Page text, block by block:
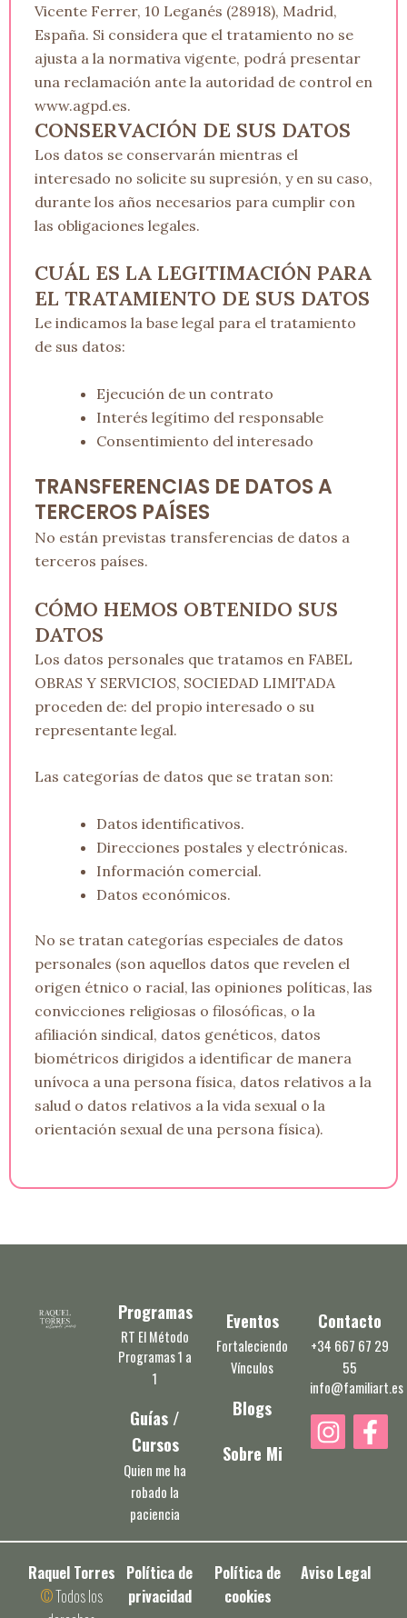
Vicente Ferrer, 10 Leganés (28918), Madrid,
España. Si considera que el tratamiento no se
ajusta a la normativa vigente, podrá presentar
una reclamación ante la autoridad de control en
www.agpd.es.
CONSERVACIÓN DE SUS DATOS
Los datos se conservarán mientras el
interesado no solicite su supresión, y en su caso,
durante los años necesarios para cumplir con
las obligaciones legales.
CUÁL ES LA LEGITIMACIÓN PARA
EL TRATAMIENTO DE SUS DATOS
Le indicamos la base legal para el tratamiento
de sus datos:
Ejecución de un contrato
Interés legítimo del responsable
Consentimiento del interesado
TRANSFERENCIAS DE DATOS A
TERCEROS PAÍSES
No están previstas transferencias de datos a
terceros países.
CÓMO HEMOS OBTENIDO SUS
DATOS
Los datos personales que tratamos en FABEL
OBRAS Y SERVICIOS, SOCIEDAD LIMITADA
proceden de: del propio interesado o su
representante legal.
Las categorías de datos que se tratan son:
Datos identificativos.
Direcciones postales y electrónicas.
Información comercial.
Datos económicos.
No se tratan categorías especiales de datos
personales (son aquellos datos que revelen el
origen étnico o racial, las opiniones políticas, las
convicciones religiosas o filosóficas, o la
afiliación sindical, datos genéticos, datos
biométricos dirigidos a identificar de manera
unívoca a una persona física, datos relativos a la
salud o datos relativos a la vida sexual o la
orientación sexual de una persona física).
Programas
RT El Método
Programas 1 a
1
Guías /
Cursos
Quien me ha
robado la
paciencia
Eventos
Fortaleciendo
Vínculos
Blogs
Sobre Mi
Contacto
+34 667 67 29
55
info@familiart.es
I
n
g
r
F
a
o
o
Raquel Torres
©Todos los
Política de
privacidad
Política de
cookies
Aviso Legal